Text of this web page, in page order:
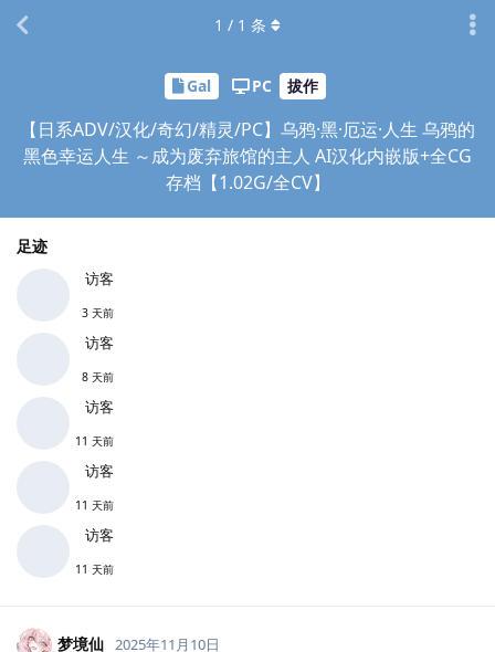
Gal PC 拔作
【日系ADV/汉化/奇幻/精灵/PC】乌鸦·黑·厄运·人生 乌鸦的
黑色幸运人生 ～成为废弃旅馆的主人 AI汉化内嵌版+全CG
存档【1.02G/全CV】
足迹
访客
3 天前
访客
8 天前
访客
11 天前
访客
11 天前
访客
11 天前
1 / 1 条
梦境仙 2025年11月10日